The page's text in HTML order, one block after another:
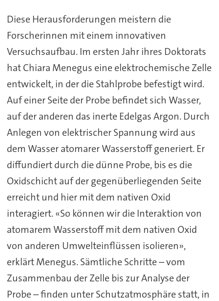
Diese Herausforderungen meistern die
Forscherinnen mit einem innovativen
Versuchsaufbau. Im ersten Jahr ihres Doktorats
hat Chiara Menegus eine elektrochemische Zelle
entwickelt, in der die Stahlprobe befestigt wird.
Auf einer Seite der Probe befindet sich Wasser,
auf der anderen das inerte Edelgas Argon. Durch
Anlegen von elektrischer Spannung wird aus
dem Wasser atomarer Wasserstoff generiert. Er
diffundiert durch die dünne Probe, bis es die
Oxidschicht auf der gegenüberliegenden Seite
erreicht und hier mit dem nativen Oxid
interagiert. «So können wir die Interaktion von
atomarem Wasserstoff mit dem nativen Oxid
von anderen Umwelteinflüssen isolieren»,
erklärt Menegus. Sämtliche Schritte – vom
Zusammenbau der Zelle bis zur Analyse der
Probe – finden unter Schutzatmosphäre statt, in